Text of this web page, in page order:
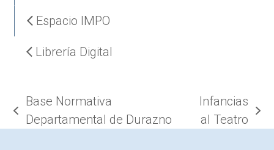
Espacio IMPO
Librería Digital
previous
Base Normativa
Departamental de Durazno
next
Infancias
al Teatro